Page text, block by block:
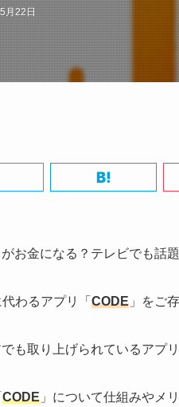
月22日
お金になる？テレビでも話
わるアプリ「 CODE 」をご
も取り上げられているアプ
CODE 」について仕組みやメ